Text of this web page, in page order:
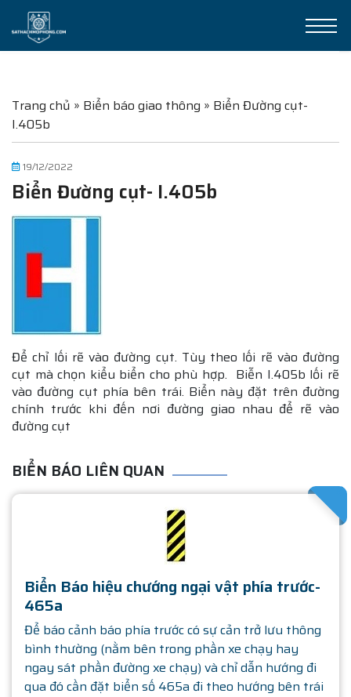
Trang chủ » Biển báo giao thông » Biển Đường cụt-
I.405b
19/12/2022
Biển Đường cụt- I.405b
Để chỉ lối rẽ vào đường cụt. Tùy theo lối rẽ vào đường
cụt mà chọn kiểu biển cho phù hợp. Biễn I.405b lối rẽ
vào đường cụt phía bên trái. Biển này đặt trên đường
chính trước khi đến nơi đường giao nhau để rẽ vào
đường cụt
BIỂN BÁO LIÊN QUAN
Biển Báo hiệu chướng ngại vật phía trước-
465a
Để báo cảnh báo phía trước có sự cản trở lưu thông
bình thường (nằm bên trong phần xe chạy hay
ngay sát phần đường xe chạy) và chỉ dẫn hướng đi
qua đó cần đặt biển số 465a đi theo hướng bên trái